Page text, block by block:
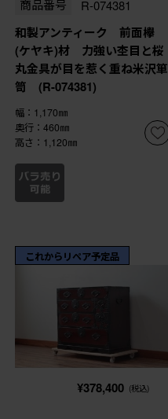
商品番号 R-074381
和製アンティーク 前面欅
(ケヤキ)材 力強い杢目と桜
丸金具が目を惹く重ね米沢箪
笥 (R-074381)
幅：1,170㎜
奥行：460㎜
高さ：1,120㎜
これからリペア予定品
¥378,400 (税込)